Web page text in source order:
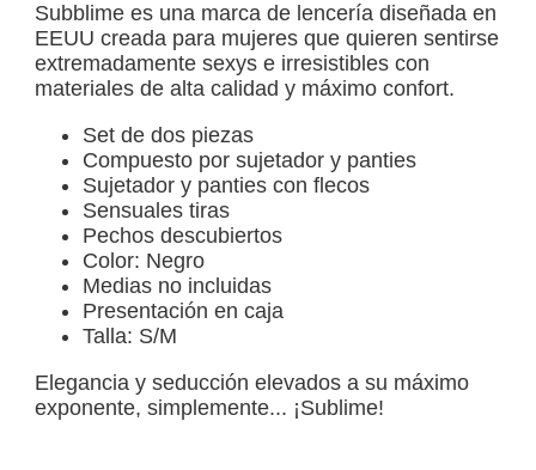
Subblime es una marca de lencería diseñada en
EEUU creada para mujeres que quieren sentirse
extremadamente sexys e irresistibles con
materiales de alta calidad y máximo confort.
Set de dos piezas
Compuesto por sujetador y panties
Sujetador y panties con flecos
Sensuales tiras
Pechos descubiertos
Color: Negro
Medias no incluidas
Presentación en caja
Talla: S/M
Elegancia y seducción elevados a su máximo
exponente, simplemente... ¡Sublime!